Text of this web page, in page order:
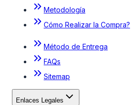
Metodología
Cómo Realizar la Compra?
Método de Entrega
FAQs
Sitemap
Enlaces Legales